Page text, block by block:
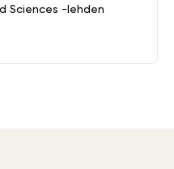
Sciences -lehden